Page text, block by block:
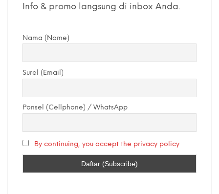
Info & promo langsung di inbox Anda.
Nama (Name)
Surel (Email)
Ponsel (Cellphone) / WhatsApp
By continuing, you accept the privacy policy